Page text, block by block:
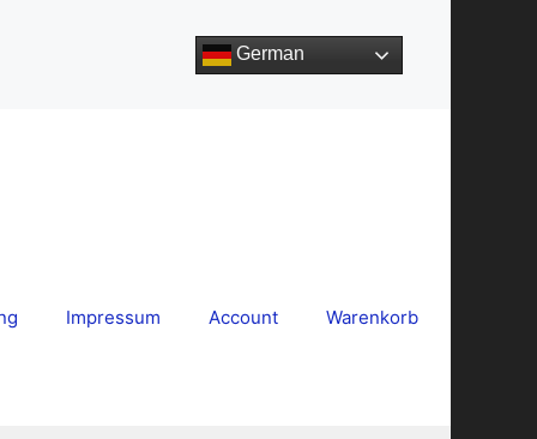
German
Impressum Account Warenkorb